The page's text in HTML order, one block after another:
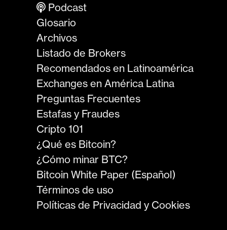
Podcast
Glosario
Archivos
Listado de Brokers
Recomendados en Latinoamérica
Exchanges en América Latina
Preguntas Frecuentes
Estafas y Fraudes
Cripto 101
¿Qué es Bitcoin?
¿Cómo minar BTC?
Bitcoin White Paper (Español)
Términos de uso
Políticas de Privacidad y Cookies